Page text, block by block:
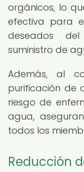
orgánicos, lo
efectiva para
deseados
suministro de
Además, al
purificación de
riesgo de
agua,
todos los
Reducción